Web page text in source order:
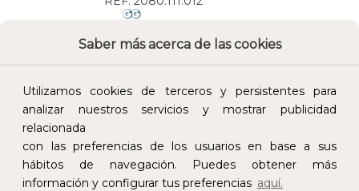
Saber más acerca de las cookies
Utilizamos cookies de terceros y persistentes para
analizar nuestros servicios y mostrar publicidad
relacionada
con las preferencias de los usuarios en base a sus
hábitos de navegación. Puedes obtener más
información y configurar tus preferencias aquí.
Añade al carrito y sigue el proceso de
23,38 €
AÑADIR AL CARRITO